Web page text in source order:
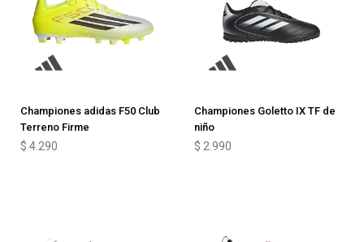
Championes adidas F50 Club
Terreno Firme
$ 4.290
Championes Goletto IX TF de
niño
$ 2.990